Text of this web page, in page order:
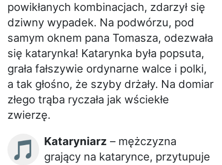
powikłanych kombinacjach, zdarzył się
dziwny wypadek. Na podwórzu, pod
samym oknem pana Tomasza, odezwała
się katarynka! Katarynka była popsuta,
grała fałszywie ordynarne walce i polki,
a tak głośno, że szyby drżały. Na domiar
złego trąba ryczała jak wściekłe
zwierzę.
🎵 Kataryniarz – mężczyzna
grający na katarynce, przytupuje